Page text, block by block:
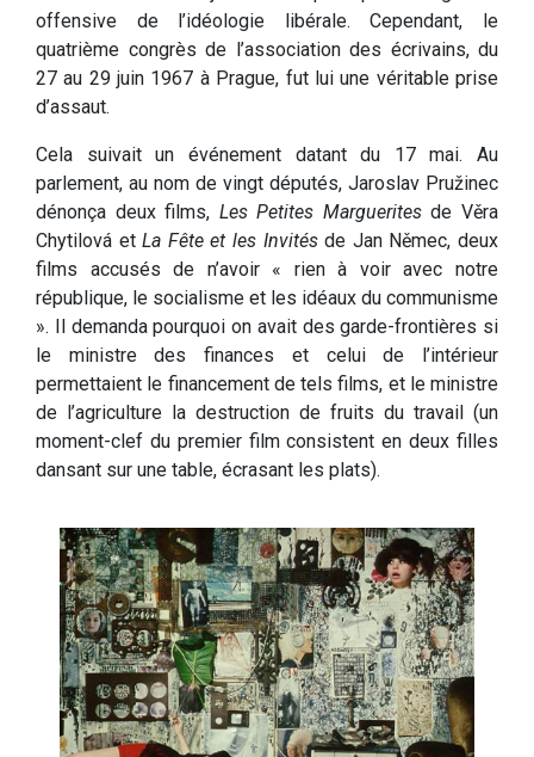
offensive de l’idéologie libérale. Cependant, le
quatrième congrès de l’association des écrivains, du
27 au 29 juin 1967 à Prague, fut lui une véritable prise
d’assaut.
Cela suivait un événement datant du 17 mai. Au
parlement, au nom de vingt députés, Jaroslav Pružinec
dénonça deux films, Les Petites Margueritesde Věra
Chytilová etLa Fête et les Invitésde Jan Němec, deux
films accusés de n’avoir « rien à voir avec notre
république, le socialisme et les idéaux du communisme
». Il demanda pourquoi on avait des garde-frontières si
le ministre des finances et celui de l’intérieur
permettaient le financement de tels films, et le ministre
de l’agriculture la destruction de fruits du travail (un
moment-clef du premier film consistent en deux filles
dansant sur une table, écrasant les plats).